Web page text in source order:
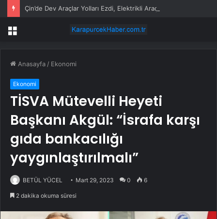
Menü
Anasayfa / Ekonomi
Ekonomi
TİSVA Mütevelli Heyeti
Başkanı Akgül: “İsrafa karşı
gıda bankacılığı
yaygınlaştırılmalı”
BETÜL YÜCEL Mart 29, 2023 0 6
2 dakika okuma süresi